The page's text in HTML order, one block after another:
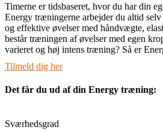
Timerne er tidsbaseret, hvor du har din
Energy træningerne arbejder du altid
og effektive øvelser med håndvægte,
består træningen af øvelser med egen
varieret og høj intens træning? Så er
Tilmeld dig her
Det får du ud af din Energy træning:
Sværhedsgrad